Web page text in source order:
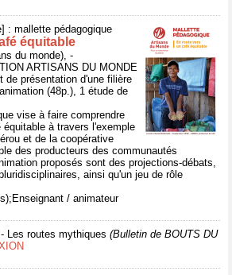
: mallette pédagogique
équitable
du monde), -
ARTISANS DU MONDE
de présentation d'une filière
(48p.), 1 étude de
vise à faire comprendre
équitable à travers l'exemple
et de la coopérative
des producteurs des communautés
proposés sont des projections-débats,
ainsi qu'un jeu de rôle
/ animateur
Les routes mythiques (Bulletin de BOUTS DU